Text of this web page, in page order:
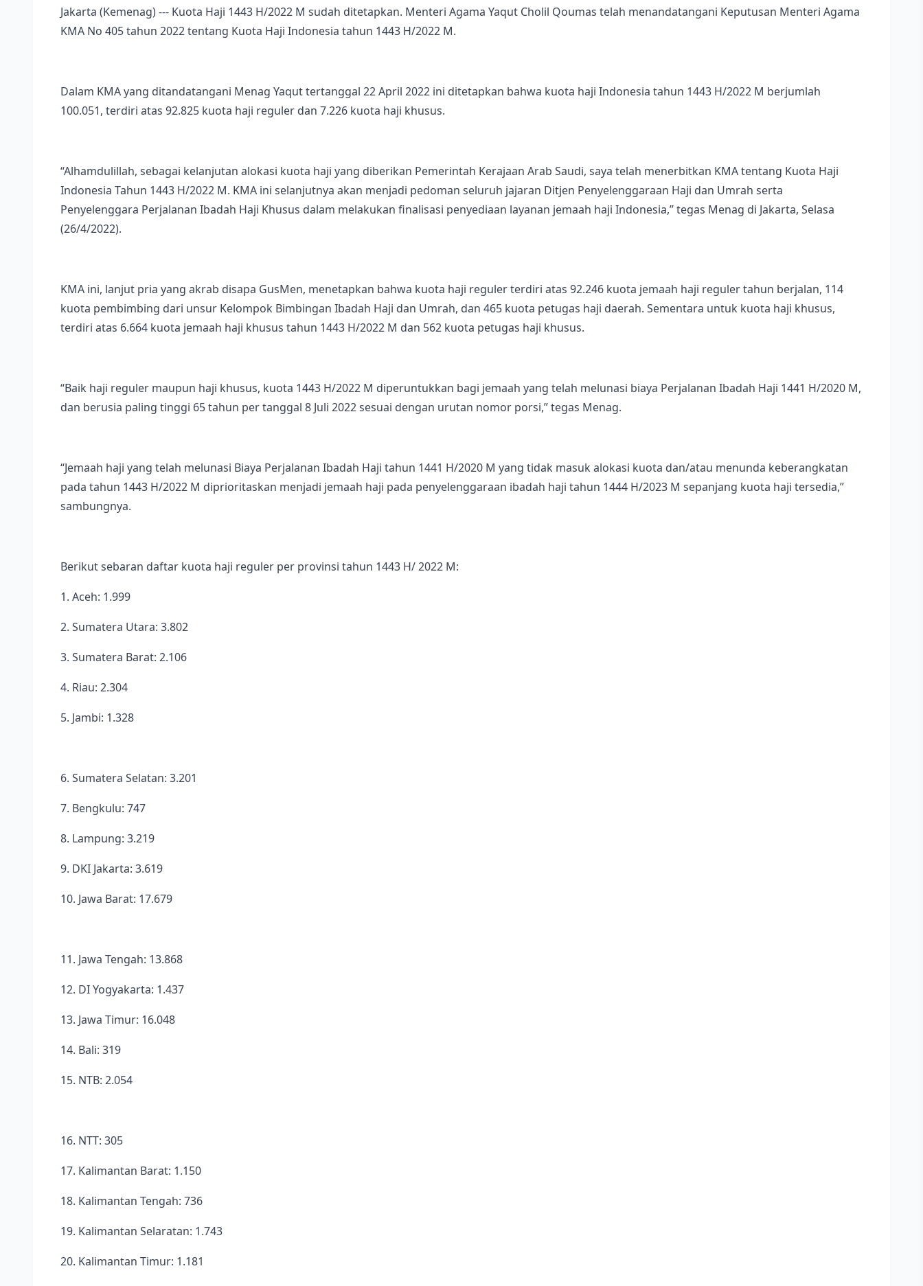
Jakarta (Kemenag) --- Kuota Haji 1443 H/2022 M sudah ditetapkan. Menteri Agama Yaqut Cholil Qoumas telah menandatangani Keputusan Menteri Agama
KMA No 405 tahun 2022 tentang Kuota Haji Indonesia tahun 1443 H/2022 M.
Dalam KMA yang ditandatangani Menag Yaqut tertanggal 22 April 2022 ini ditetapkan bahwa kuota haji Indonesia tahun 1443 H/2022 M berjumlah
100.051, terdiri atas 92.825 kuota haji reguler dan 7.226 kuota haji khusus.
“Alhamdulillah, sebagai kelanjutan alokasi kuota haji yang diberikan Pemerintah Kerajaan Arab Saudi, saya telah menerbitkan KMA tentang Kuota Haji
Indonesia Tahun 1443 H/2022 M. KMA ini selanjutnya akan menjadi pedoman seluruh jajaran Ditjen Penyelenggaraan Haji dan Umrah serta
Penyelenggara Perjalanan Ibadah Haji Khusus dalam melakukan finalisasi penyediaan layanan jemaah haji Indonesia,” tegas Menag di Jakarta, Selasa
(26/4/2022).
KMA ini, lanjut pria yang akrab disapa GusMen, menetapkan bahwa kuota haji reguler terdiri atas 92.246 kuota jemaah haji reguler tahun berjalan, 114
kuota pembimbing dari unsur Kelompok Bimbingan Ibadah Haji dan Umrah, dan 465 kuota petugas haji daerah. Sementara untuk kuota haji khusus,
terdiri atas 6.664 kuota jemaah haji khusus tahun 1443 H/2022 M dan 562 kuota petugas haji khusus.
“Baik haji reguler maupun haji khusus, kuota 1443 H/2022 M diperuntukkan bagi jemaah yang telah melunasi biaya Perjalanan Ibadah Haji 1441 H/2020 M,
dan berusia paling tinggi 65 tahun per tanggal 8 Juli 2022 sesuai dengan urutan nomor porsi,” tegas Menag.
“Jemaah haji yang telah melunasi Biaya Perjalanan Ibadah Haji tahun 1441 H/2020 M yang tidak masuk alokasi kuota dan/atau menunda keberangkatan
pada tahun 1443 H/2022 M diprioritaskan menjadi jemaah haji pada penyelenggaraan ibadah haji tahun 1444 H/2023 M sepanjang kuota haji tersedia,”
sambungnya.
Berikut sebaran daftar kuota haji reguler per provinsi tahun 1443 H/ 2022 M:
1. Aceh: 1.999
2. Sumatera Utara: 3.802
3. Sumatera Barat: 2.106
4. Riau: 2.304
5. Jambi: 1.328
6. Sumatera Selatan: 3.201
7. Bengkulu: 747
8. Lampung: 3.219
9. DKI Jakarta: 3.619
10. Jawa Barat: 17.679
11. Jawa Tengah: 13.868
12. DI Yogyakarta: 1.437
13. Jawa Timur: 16.048
14. Bali: 319
15. NTB: 2.054
16. NTT: 305
17. Kalimantan Barat: 1.150
18. Kalimantan Tengah: 736
19. Kalimantan Selaratan: 1.743
20. Kalimantan Timur: 1.181